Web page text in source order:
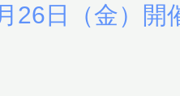
26日（金）